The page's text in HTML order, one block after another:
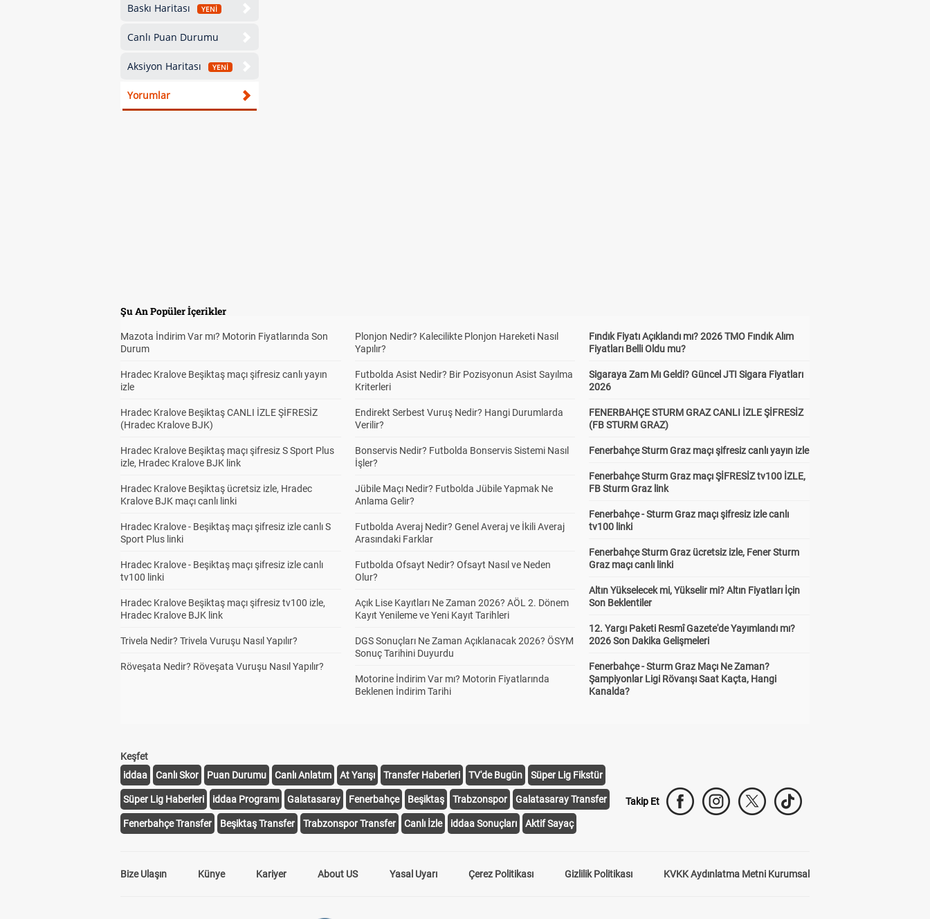
Baskı Haritası YENİ
Canlı Puan Durumu
Aksiyon Haritası YENİ
Yorumlar
Şu An Popüler İçerikler
Mazota İndirim Var mı? Motorin Fiyatlarında Son
Durum
Hradec Kralove Beşiktaş maçı şifresiz canlı yayın
izle
Hradec Kralove Beşiktaş CANLI İZLE ŞİFRESİZ
(Hradec Kralove BJK)
Hradec Kralove Beşiktaş maçı şifresiz S Sport Plus
izle, Hradec Kralove BJK link
Hradec Kralove Beşiktaş ücretsiz izle, Hradec
Kralove BJK maçı canlı linki
Hradec Kralove - Beşiktaş maçı şifresiz izle canlı S
Sport Plus linki
Hradec Kralove - Beşiktaş maçı şifresiz izle canlı
tv100 linki
Hradec Kralove Beşiktaş maçı şifresiz tv100 izle,
Hradec Kralove BJK link
Trivela Nedir? Trivela Vuruşu Nasıl Yapılır?
Röveşata Nedir? Röveşata Vuruşu Nasıl Yapılır?
Plonjon Nedir? Kalecilikte Plonjon Hareketi Nasıl
Yapılır?
Futbolda Asist Nedir? Bir Pozisyonun Asist Sayılma
Kriterleri
Endirekt Serbest Vuruş Nedir? Hangi Durumlarda
Verilir?
Bonservis Nedir? Futbolda Bonservis Sistemi Nasıl
İşler?
Jübile Maçı Nedir? Futbolda Jübile Yapmak Ne
Anlama Gelir?
Futbolda Averaj Nedir? Genel Averaj ve İkili Averaj
Arasındaki Farklar
Futbolda Ofsayt Nedir? Ofsayt Nasıl ve Neden
Olur?
Açık Lise Kayıtları Ne Zaman 2026? AÖL 2. Dönem
Kayıt Yenileme ve Yeni Kayıt Tarihleri
DGS Sonuçları Ne Zaman Açıklanacak 2026? ÖSYM
Sonuç Tarihini Duyurdu
Motorine İndirim Var mı? Motorin Fiyatlarında
Beklenen İndirim Tarihi
Fındık Fiyatı Açıklandı mı? 2026 TMO Fındık Alım
Fiyatları Belli Oldu mu?
Sigaraya Zam Mı Geldi? Güncel JTI Sigara Fiyatları
2026
FENERBAHÇE STURM GRAZ CANLI İZLE ŞİFRESİZ
(FB STURM GRAZ)
Fenerbahçe Sturm Graz maçı şifresiz canlı yayın izle
Fenerbahçe Sturm Graz maçı ŞİFRESİZ tv100 İZLE,
FB Sturm Graz link
Fenerbahçe - Sturm Graz maçı şifresiz izle canlı
tv100 linki
Fenerbahçe Sturm Graz ücretsiz izle, Fener Sturm
Graz maçı canlı linki
Altın Yükselecek mi, Yükselir mi? Altın Fiyatları İçin
Son Beklentiler
12. Yargı Paketi Resmî Gazete'de Yayımlandı mı?
2026 Son Dakika Gelişmeleri
Fenerbahçe - Sturm Graz Maçı Ne Zaman?
Şampiyonlar Ligi Rövanşı Saat Kaçta, Hangi
Kanalda?
Keşfet
iddaa
Canlı Skor Puan Durumu Canlı Anlatım At Yarışı Transfer Haberleri TV'de Bugün Süper Lig Fikstür
Süper Lig Haberleri iddaa Programı Galatasaray Fenerbahçe Beşiktaş Trabzonspor Galatasaray Transfer
Fenerbahçe Transfer Beşiktaş Transfer Trabzonspor Transfer Canlı İzle iddaa Sonuçları Aktif Sayaç
Takip Et
Bize Ulaşın Künye Kariyer About US Yasal Uyarı Çerez Politikası Gizlilik Politikası KVKK Aydınlatma Metni Kurumsal